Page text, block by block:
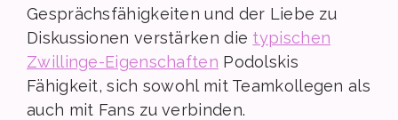
Gesprächsfähigkeiten und der Liebe zu
Diskussionen verstärken die typischen
Zwillinge-Eigenschaften Podolskis
Fähigkeit, sich sowohl mit Teamkollegen als
auch mit Fans zu verbinden.